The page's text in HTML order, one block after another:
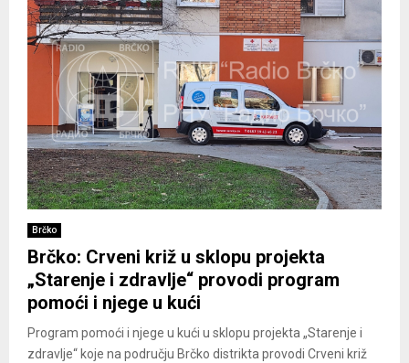
Brčko
Brčko: Crveni križ u sklopu projekta
„Starenje i zdravlje“ provodi program
pomoći i njege u kući
Program pomoći i njege u kući u sklopu projekta „Starenje i
zdravlje“ koje na području Brčko distrikta provodi Crveni križ